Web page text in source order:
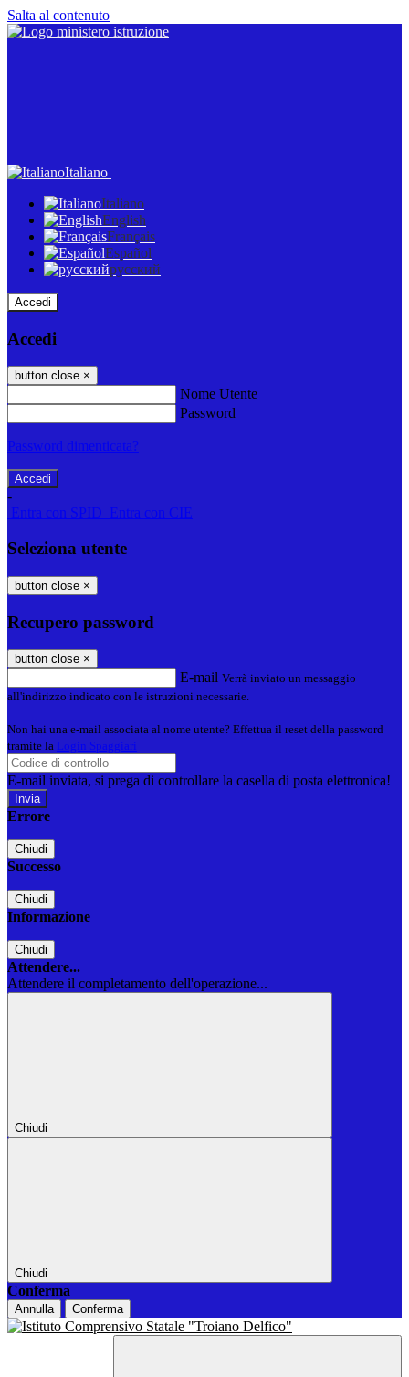
Salta al contenuto
Italiano
Italiano
English
Français
Español
русский
Accedi
Accedi
button close ×
Nome Utente
Password
Password dimenticata?
-
Entra con SPID
Entra con CIE
Seleziona utente
button close ×
Recupero password
button close ×
E-mail Verrà inviato un messaggio
all'indirizzo indicato con le istruzioni necessarie.
Non hai una e-mail associata al nome utente? Effettua il reset della password
tramite la Login Spaggiari
E-mail inviata, si prega di controllare la casella di posta elettronica!
Errore
Chiudi
Successo
Chiudi
Informazione
Chiudi
Attendere...
Attendere il completamento dell'operazione...
Chiudi
Chiudi
Conferma
Annulla Conferma